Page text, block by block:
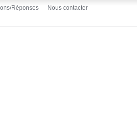
Réponses Nous contacter